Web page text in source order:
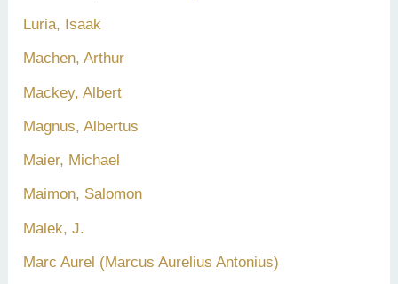
Luria, Isaak
Machen, Arthur
Mackey, Albert
Magnus, Albertus
Maier, Michael
Maimon, Salomon
Malek, J.
Marc Aurel (Marcus Aurelius Antonius)